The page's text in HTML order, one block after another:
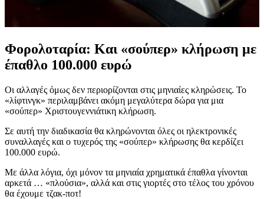
Φορολοταρία: Και «σούπερ» κλήρωση με
έπαθλο 100.000 ευρώ
Οι αλλαγές όμως δεν περιορίζονται στις μηνιαίες κληρώσεις. Το
«λίφτινγκ» περιλαμβάνει ακόμη μεγαλύτερα δώρα για μια
«σούπερ» Χριστουγεννιάτικη κλήρωση.
Σε αυτή την διαδικασία θα κληρώνονται όλες οι ηλεκτρονικές
συναλλαγές και ο τυχερός της «σούπερ» κλήρωσης θα κερδίζει
100.000 ευρώ.
Με άλλα λόγια, όχι μόνον τα μηνιαία χρηματικά έπαθλα γίνονται
αρκετά … «πλούσια», αλλά και στις γιορτές στο τέλος του χρόνου
θα έχουμε τζακ-ποτ!